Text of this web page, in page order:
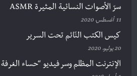
سرّ الأصوات النسائية المثيرة ASMR
11 أغسطس، 2020
كيس الكتب النّائم تحت السرير
20 يوليو، 2020
الإنترنت المظلم وسر فيديو “حساء الغرفة